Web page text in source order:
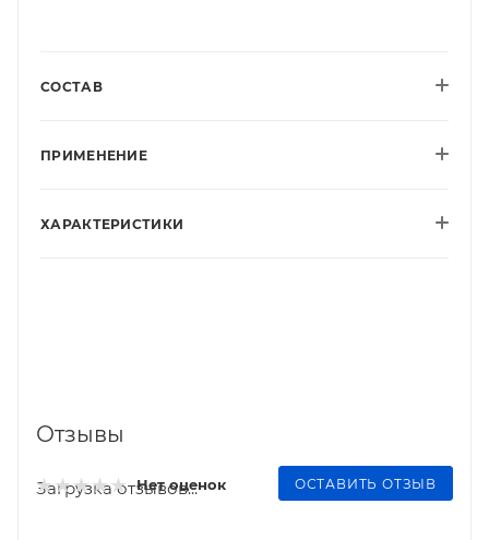
СОСТАВ
ПРИМЕНЕНИЕ
ХАРАКТЕРИСТИКИ
Отзывы
Нет оценок ОСТАВИТЬ ОТЗЫВ
Загрузка отзывов...